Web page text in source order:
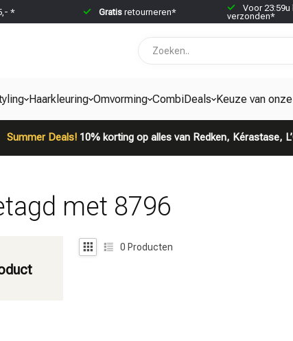
* Gratisretourneren* Voor 23:59u
verzonden*
Haarkleuring Omvorming CombiDeals Keuze van
Summer Deals!10% korting op alles van Redken, Kérastase,
met 8796
0 Producten